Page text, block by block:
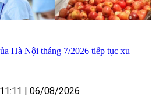
Hà Nội tháng 7/2026 tiếp tục xu
11:11 | 06/08/2026